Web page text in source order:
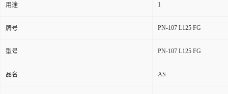
用途 1
牌号 PN-107 L125 FG
型号 PN-107 L125 FG
品名 AS